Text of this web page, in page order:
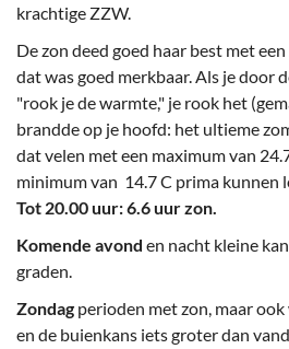
krachtige ZZW.
De zon deed goed haar best met
dat was goed merkbaar. Als je door
"rook je de warmte," je rook het
brandde op je hoofd: het ultieme
dat velen met een maximum van
minimum van 14.7 C prima kunnen
Tot 20.00 uur: 6.6 uur zon.
Komende avond en nacht kleine
graden.
Zondag perioden met zon, maar
en de buienkans iets groter dan